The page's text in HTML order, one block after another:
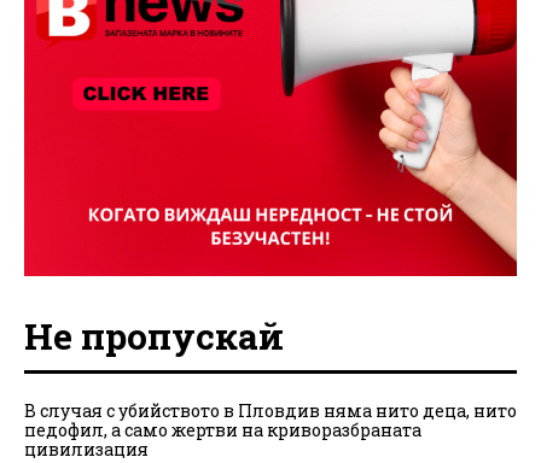
Не пропускай
В случая с убийството в Пловдив няма нито деца, нито
педофил, а само жертви на криворазбраната
цивилизация